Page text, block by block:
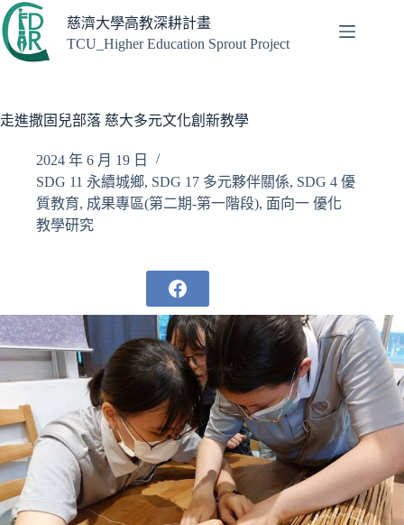
跳
至
主
容
慈濟大學高教深耕計畫
TCU_Higher Education Sprout Project
走進撒固兒部落 慈大多元文化創新教學
2024 年 6 月 19 日
SDG 11 永續城鄉, SDG 17 多元夥伴關係, SDG 4 優
質教育, 成果專區(第二期-第一階段), 面向一 優化
教學研究